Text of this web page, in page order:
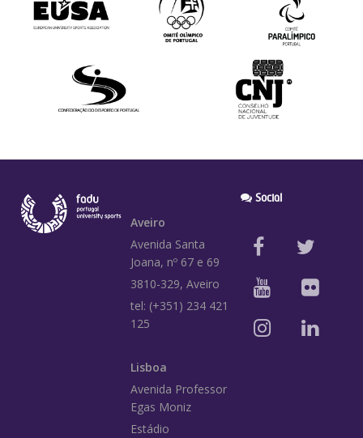
Aveiro
Avenida Santa
Joana, nº 67 e 69
3810-329, Aveiro
tel: (+351) 234 421
125
Lisboa
Avenida Professor
Egas Moniz
Estádio
Social